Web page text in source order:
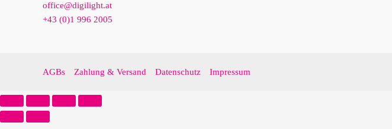
office@digilight.at
+43 (0)1 996 2005
AGBs Zahlung & Versand Datenschutz Impressum